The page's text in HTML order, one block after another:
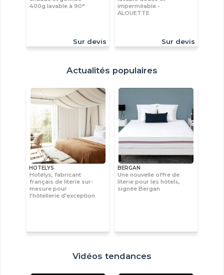
400g lavable à 90°
Sur devis
imperméable -
ALOUETTE
Sur devis
Actualités populaires
HOTELYS
Hotelys, fabricant
français de literie sur-
mesure pour
l’hôtellerie d'exception
BERGAN
Une nouvelle offre de
literie pour les hôtels,
signée Bergan
Vidéos tendances